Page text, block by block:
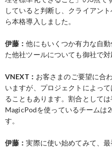
していると判断し、クライアン
ら本格導入しました。
伊藤：他にもいくつか有力な自
た他社ツールについても御社で
VNEXT： お客さまのご要望に合
いますが、プロジェクトによっ
ることもあります。割合としては
MagicPodを使っているチームは
す。
伊藤：実際に使い始めてみて、